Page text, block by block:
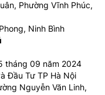
Phường Vĩnh Phúc,
Ninh Bình
tháng 09 năm 2024
Đầu Tư TP Hà Nội
Nguyễn Văn Linh,